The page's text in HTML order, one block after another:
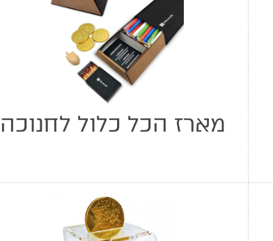
מארז הכל כלול לחנוכה